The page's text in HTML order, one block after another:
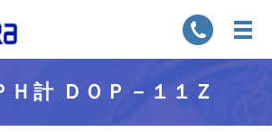
Ｈ計 ＤＯＰ－１１Ｚ